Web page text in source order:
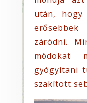
után,
záródni.
módokat
gyógyítani
szakított